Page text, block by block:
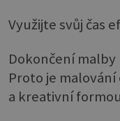
Využijte svůj čas
Dokončení malby
Proto je
a kreativní formou